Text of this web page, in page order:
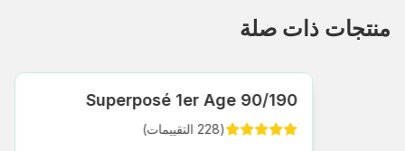
منتجات ذات صلة
Superposé 1er Age 90/190
(
228 التقييمات)